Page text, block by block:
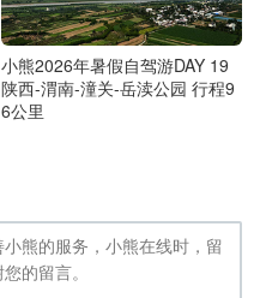
小熊2026年暑假自驾游DAY 19
陕西-渭南-潼关-岳渎公园 行程9
6公里